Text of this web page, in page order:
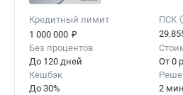
Кредитный лимит
1 000 000 ₽
ПСК
Без процентов
До 120 дней
От 0
Кешбэк
До 30%
2